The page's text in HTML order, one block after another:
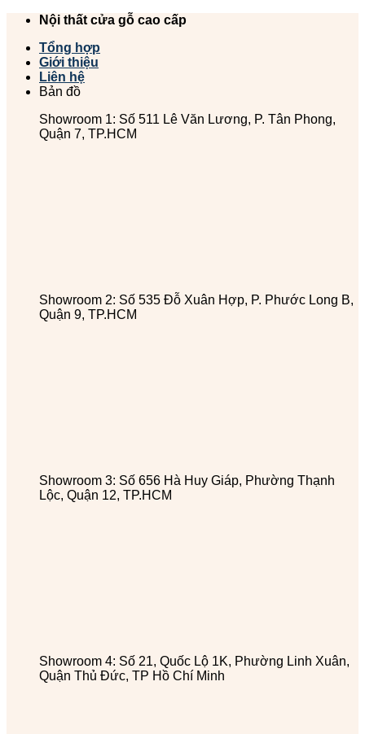
Chuyển
dung
Nội thất cửa gỗ cao cấp
Tổng hợp
Giới thiệu
Liên hệ
Bản đồ
Showroom 1: Số 511 Lê Văn Lương, P. Tân Phong,
Quận 7, TP.HCM
Showroom 2: Số 535 Đỗ Xuân Hợp, P. Phước Long B,
Quận 9, TP.HCM
Showroom 3: Số 656 Hà Huy Giáp, Phường Thạnh
Lộc, Quận 12, TP.HCM
Showroom 4: Số 21, Quốc Lộ 1K, Phường Linh Xuân,
Quận Thủ Đức, TP Hồ Chí Minh